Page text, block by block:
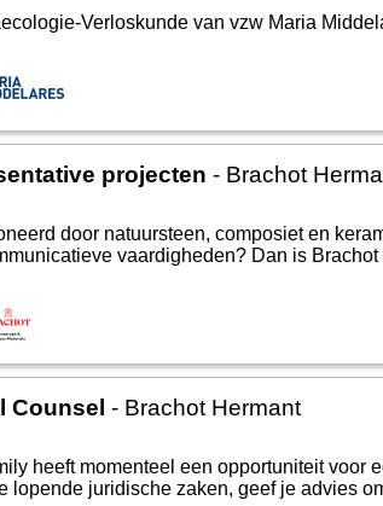
Verloskunde van vzw Maria
projecten - Brachot
door natuursteen, composiet en
vaardigheden? Dan is
Counsel - Brachot Hermant
heeft momenteel een opportuniteit
lopende juridische zaken, geef je advies